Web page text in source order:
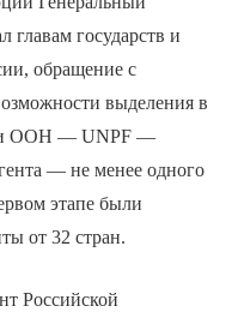
главам государств и
обращение с
выделения в
ООН — UNPF —
— не менее одного
этапе были
от 32 стран.
Российской